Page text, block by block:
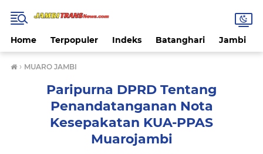
Home Terpopuler Indeks Batanghari Jambi
› MUARO JAMBI
Paripurna DPRD Tentang
Penandatanganan Nota
Kesepakatan KUA-PPAS
Muarojambi